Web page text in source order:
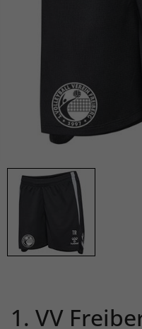
1. VV